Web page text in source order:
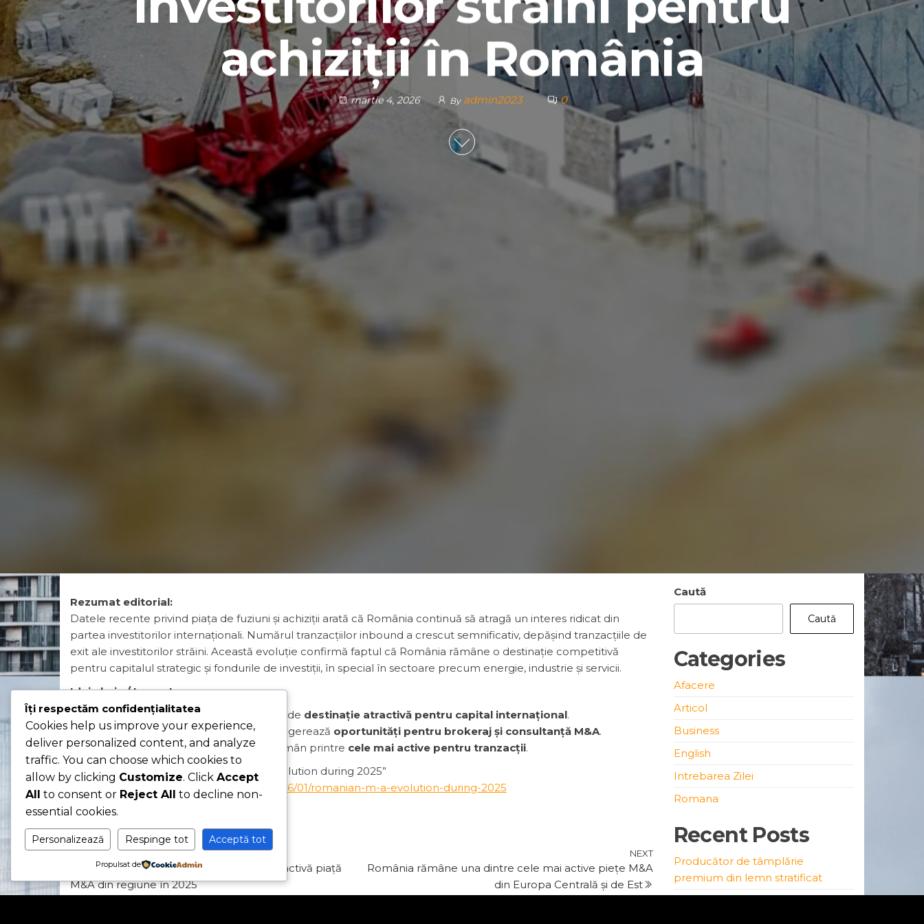
achiziții în România
martie 4, 2026 By admin2023 0
Rezumat editorial:
Datele recente privind piața de fuziuni și achiziții arată că România continuă să atragă un interes ridicat din
partea investitorilor internaționali. Numărul tranzacțiilor inbound a crescut semnificativ, depășind tranzacțiile de
exit ale investitorilor străini. Această evoluție confirmă faptul că România rămâne o destinație competitivă
pentru capitalul strategic și fondurile de investiții, în special în sectoare precum energie, industrie și servicii.
Idei‑cheie / Impact:
România își consolidează statutul de destinație atractivă pentru capital internațional.
Creșterea tranzacțiilor inbound sugerează oportunități pentru brokeraj și consultanță M&A.
Sectoarele energie și industrie rămân printre cele mai active pentru tranzacții.
Sursa:
EY România – „Romanian M&A evolution during 2025”
https://www.ey.com/en_ro/newsroom/2026/01/romanian-m-a-evolution-during-2025
Category
Tags
Articol Romana
Navigare
în
articole
Previous
PREVIOUS
M&A în SEE: România rămâne cea mai activă piață
M&A din regiune în 2025
Next
Post
NEXT
România rămâne una dintre cele mai active piețe M&A
din Europa Centrală și de Est
Caută
Caută
Categories
Afacere
Articol
Business
English
Intrebarea Zilei
Romana
Recent Posts
Producător de tâmplărie
premium din lemn stratificat
Îți respectăm confidențialitatea
Cookies help us improve your experience,
deliver personalized content, and analyze
traffic. You can choose which cookies to
allow by clicking Customize. Click Accept
All to consent or Reject All to decline non-
essential cookies.
Personalizează Respinge tot Acceptă tot
Propulsat de